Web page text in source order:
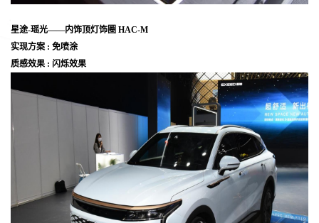
星途-瑶光——内饰顶灯饰圈 HAC-M
实现方案 : 免喷涂
质感效果 : 闪烁效果